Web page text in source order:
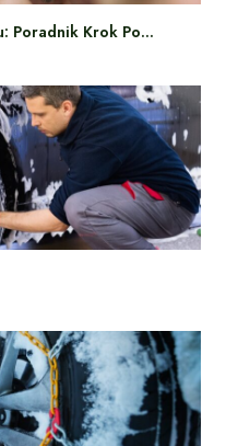
Poradnik Krok Po…